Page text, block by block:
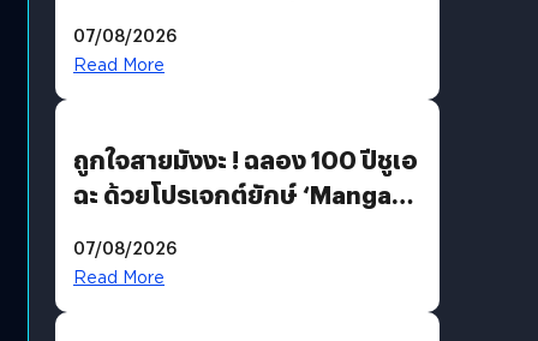
07/08/2026
Read More
ถูกใจสายมังงะ ! ฉลอง 100 ปีชูเอ
ฉะ ด้วยโปรเจกต์ยักษ์ ‘Manga
มีภาษาไทยด้วย
07/08/2026
Read More